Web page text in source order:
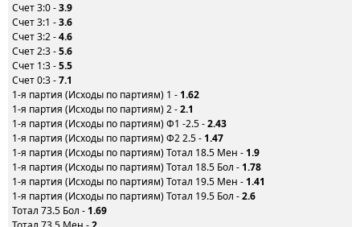
Счет 3:0 -3.9
Счет 3:1 -3.6
Счет 3:2 -4.6
Счет 2:3 -5.6
Счет 1:3 -5.5
Счет 0:3 -7.1
1-я партия (Исходы по партиям) 1 - 1.62
1-я партия (Исходы по партиям) 2 -2.1
1-я партия (Исходы по партиям) Ф1 -2.5 -2.43
1-я партия (Исходы по партиям) Ф2 2.5 - 1.47
1-я партия (Исходы по партиям) Тотал 18.5 Мен - 1.9
1-я партия (Исходы по партиям) Тотал 18.5 Бол - 1.78
1-я партия (Исходы по партиям) Тотал 19.5 Мен - 1.41
1-я партия (Исходы по партиям) Тотал 19.5 Бол -2.6
Тотал 73.5 Бол - 1.69